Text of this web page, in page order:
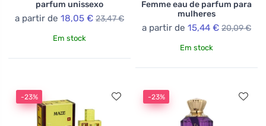
parfum unissexo
a partir de 18,05 € 23,47 €
Em stock
Femme eau de parfum para
mulheres
a partir de 15,44 € 20,09 €
Em stock
-23% -23%